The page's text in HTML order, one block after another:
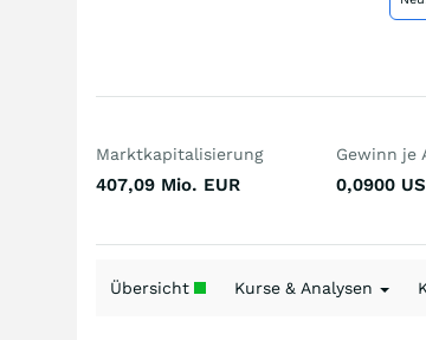
Marktkapitalisierung
407,09 Mio. EUR
Gewinn je
0,0900
Übersicht Kurse & Analysen